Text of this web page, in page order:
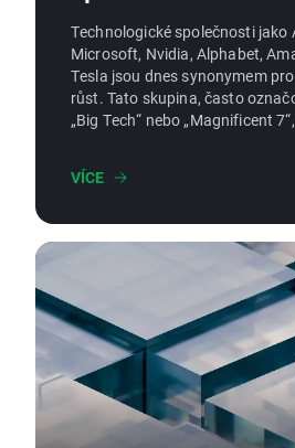
Technologické společnosti jako
Microsoft, Nvidia, Alphabet,
Tesla jsou dnes synonymem
růst. Tato skupina, často
„Big Tech“ nebo „Magnificent
celém světě. Jaké faktory
úspěchu a proč byste měli zvážit
VÍCE